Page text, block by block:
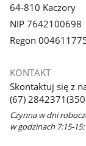
64-810 Kaczory
NIP 7642100698
Regon
KONTAKT
Skontaktuj się z
(67)
Czynna w dni
w godzinach 7:15-